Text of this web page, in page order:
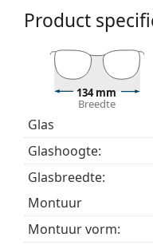
Het
modellen worden
Bekijk het volledige
bij het kiezen.
Het is een medisch
Product
134 mm
Breedte
Glas
Glashoogte:
Glasbreedte:
montuur
Montuur vorm: